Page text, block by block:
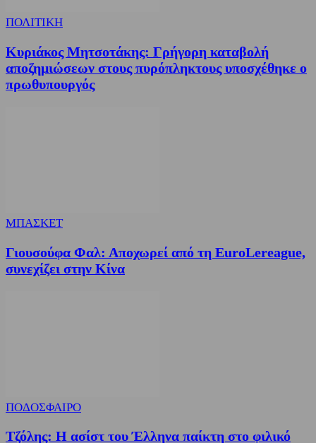
ΠΟΛΙΤΙΚΗ
Κυριάκος Μητσοτάκης: Γρήγορη καταβολή
αποζημιώσεων στους πυρόπληκτους υποσχέθηκε ο
πρωθυπουργός
ΜΠΑΣΚΕΤ
Γιουσούφα Φαλ: Αποχωρεί από τη EuroLereague,
συνεχίζει στην Κίνα
ΠΟΔΟΣΦΑΙΡΟ
Τζόλης: Η ασίστ του Έλληνα παίκτη στο φιλικό